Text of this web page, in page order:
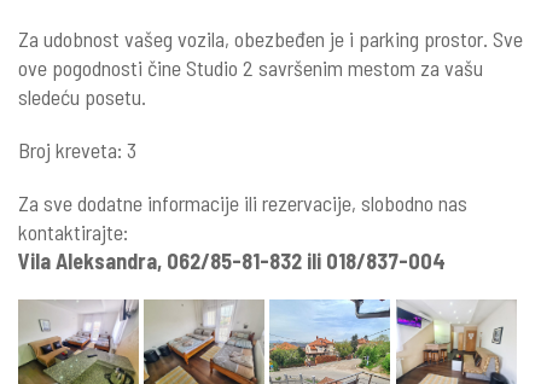
Za udobnost vašeg vozila, obezbeđen je i parking prostor. Sve
ove pogodnosti čine Studio 2 savršenim mestom za vašu
sledeću posetu.
Broj kreveta: 3
Za sve dodatne informacije ili rezervacije, slobodno nas
kontaktirajte:
Vila Aleksandra, 062/85-81-832 ili 018/837-004